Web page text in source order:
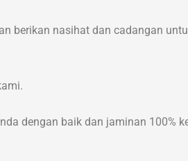
berikan nasihat dan cadangan
dengan baik dan jaminan 100%